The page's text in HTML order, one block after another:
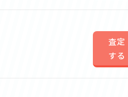
査定
する